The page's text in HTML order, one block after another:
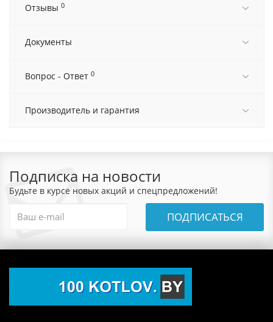
Отзывы 0
Документы
Вопрос - Ответ 0
Производитель и гарантия
Подписка на новости
Будьте в курсе новых акций и спецпредложений!
ПОДПИСАТЬСЯ